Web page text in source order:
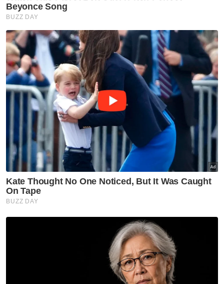
masalah fungsi,” katanya.
Artikel Berkaitan:
Budak maut akibat tercekik rambutan
Pahamin Rajab meninggal dunia alami serangan
jantung
Lelaki rebah tunggu anak maut akibat serangan
jantung
Beliau berkata demikian ketika ditanya
mengapa golongan muda pada masa kini
mudah berdepan risiko serangan jantung
walaupun menjalani kehidupan yang sihat.
Terbaru pelakon Malaysia yang mencipta
nama di Indonesia, Ashraf Sinclair, 40,
dilaporkan meninggal dunia pagi semalam
Ashraf meninggal dunia awal pagi, kira-kira
jam 3.45 waktu tempatan dan berita sedih itu
disahkan oleh pengurus isterinya, Bunga